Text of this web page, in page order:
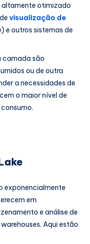
otimizado
visualização de
e outros sistemas de
camada são
ou de outra
a necessidades de
o maior nível de
exponencialmente
em
e análise de
Aqui estão